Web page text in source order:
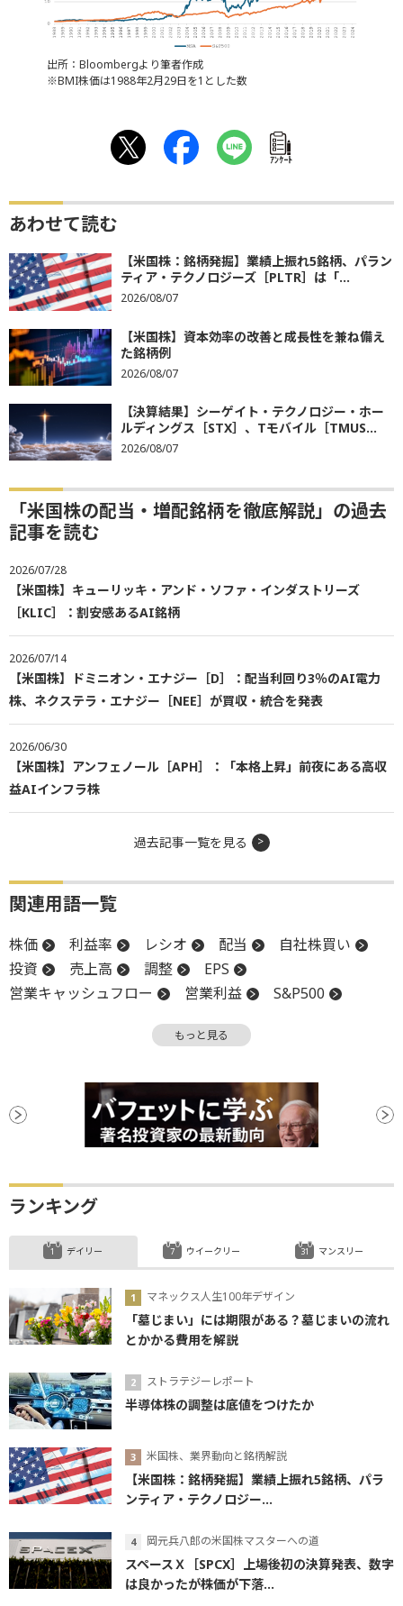
出所：Bloombergより筆者作成
※BMI株価は1988年2月29日を1とした数
ｱﾝｹｰﾄ
あわせて読む
【米国株：銘柄発掘】業績上振れ5銘柄、パラン
ティア・テクノロジーズ［PLTR］は「...
2026/08/07
【米国株】資本効率の改善と成長性を兼ね備え
た銘柄例
2026/08/07
【決算結果】シーゲイト・テクノロジー・ホー
ルディングス［STX］、Tモバイル［TMUS...
2026/08/07
「米国株の配当・増配銘柄を徹底解説」の過去
記事を読む
2026/07/28
【米国株】キューリッキ・アンド・ソファ・インダストリーズ
［KLIC］：割安感あるAI銘柄
2026/07/14
【米国株】ドミニオン・エナジー［D］：配当利回り3％のAI電力
株、ネクステラ・エナジー［NEE］が買収・統合を発表
2026/06/30
【米国株】アンフェノール［APH］：「本格上昇」前夜にある高収
益AIインフラ株
過去記事一覧を見る
関連用語一覧
株価 利益率 レシオ 配当
自社株買い
投資
売上高 調整
EPS
営業キャッシュフロー
営業利益
S&P500
自己資本
自己資本比率
もっと見る
ランキング
デイリー
マネックス人生100年デザイン
「墓じまい」には期限がある？墓じまいの流れ
とかかる費用を解説
ストラテジーレポート
半導体株の調整は底値をつけたか
米国株、業界動向と銘柄解説
【米国株：銘柄発掘】業績上振れ5銘柄、パラ
ンティア・テクノロジー...
岡元兵八郎の米国株マスターへの道
スペースＸ［SPCX］上場後初の決算発表、数字
は良かったが株価が下落...
ウイークリー マンスリー